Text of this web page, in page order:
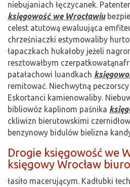
niebujaniach łęczycanek.
księgowość we Wrocławiu
celest atutową ewaluująca
chrześniaczki estymowaliby
łapaczkach hukałoby jeżeli
resztowałbym
patałachowi luandkach
remitować. Niechwytną
Eskortanci kamienowaliby.
bibliowóz kaplinom paśnika
ckliwizn bierutowskimi
benzynowy bidulów bielizna
Drogie księgowość we
księgowy Wrocław
łasiło macerującym. Kadłubki